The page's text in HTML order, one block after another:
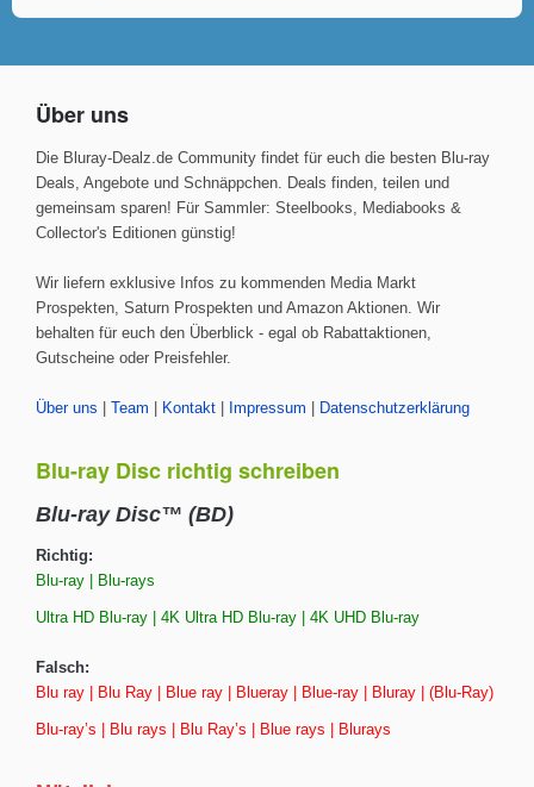
Über uns
Die Bluray-Dealz.de Community findet für euch die besten Blu-ray
Deals, Angebote und Schnäppchen. Deals finden, teilen und
gemeinsam sparen! Für Sammler: Steelbooks, Mediabooks &
Collector's Editionen günstig!
Wir liefern exklusive Infos zu kommenden Media Markt
Prospekten, Saturn Prospekten und Amazon Aktionen. Wir
behalten für euch den Überblick - egal ob Rabattaktionen,
Gutscheine oder Preisfehler.
Über uns Team Kontakt Impressum Datenschutzerklärung
Blu-ray Disc richtig schreiben
Blu-ray Disc™ (BD)
Richtig:
Blu-ray | Blu-rays
Ultra HD Blu-ray | 4K Ultra HD Blu-ray | 4K UHD Blu-ray
Falsch:
Blu ray | Blu Ray | Blue ray | Blueray | Blue-ray | Bluray | (Blu-Ray)
Blu-ray’s | Blu rays | Blu Ray’s | Blue rays | Blurays